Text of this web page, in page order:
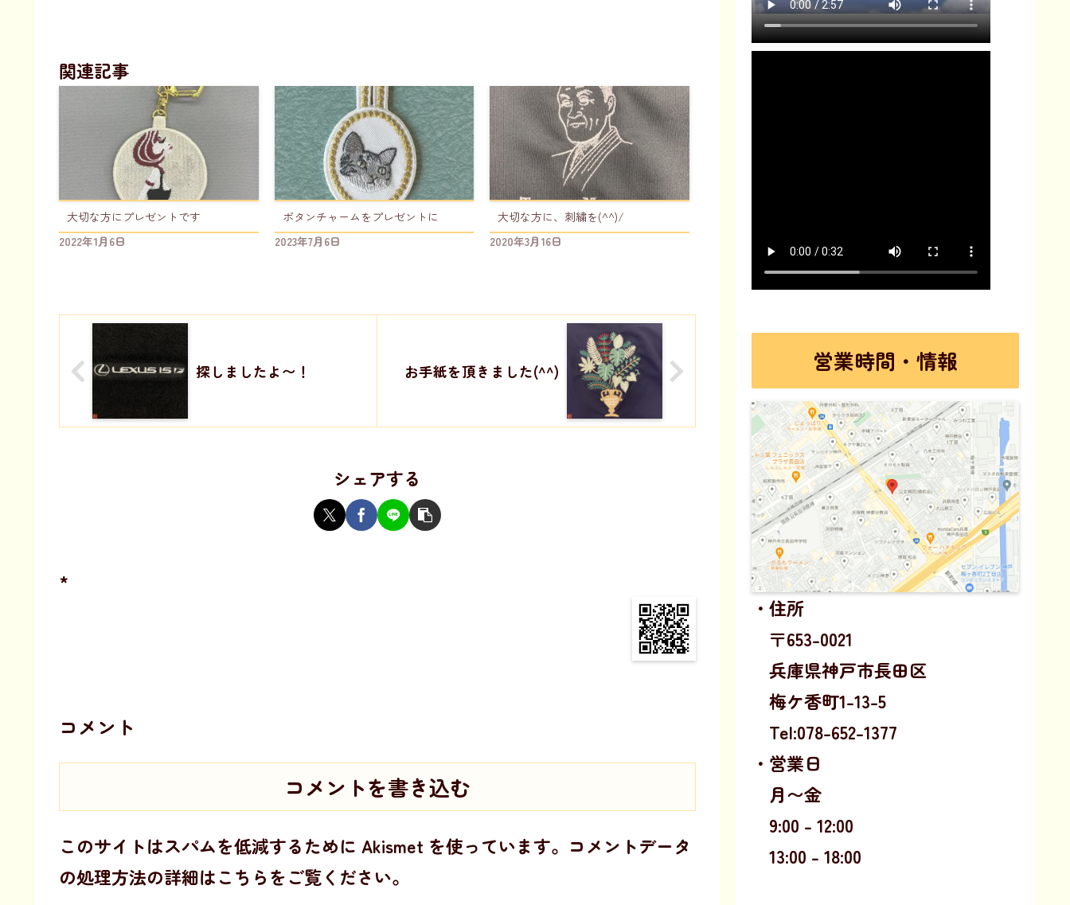
関連記事
大切な方にプレゼントです
2022年1月6日
ボタンチャームをプレゼントに
2023年7月6日
大切な方に、刺繍を(^^)/
2020年3月16日
探しましたよ〜！ お手紙を頂きました(^^)
シェアする
*
コメント
コメントを書き込む
このサイトはスパムを低減するために Akismet を使っています。 コメントデータ
の処理方法の詳細はこちらをご覧ください。
営業時間・情報
・住所
〒653-0021
兵庫県神戸市長田区
梅ケ香町1-13-5
Tel:078-652-1377
・営業日
月〜金
9:00 - 12:00
13:00 - 18:00